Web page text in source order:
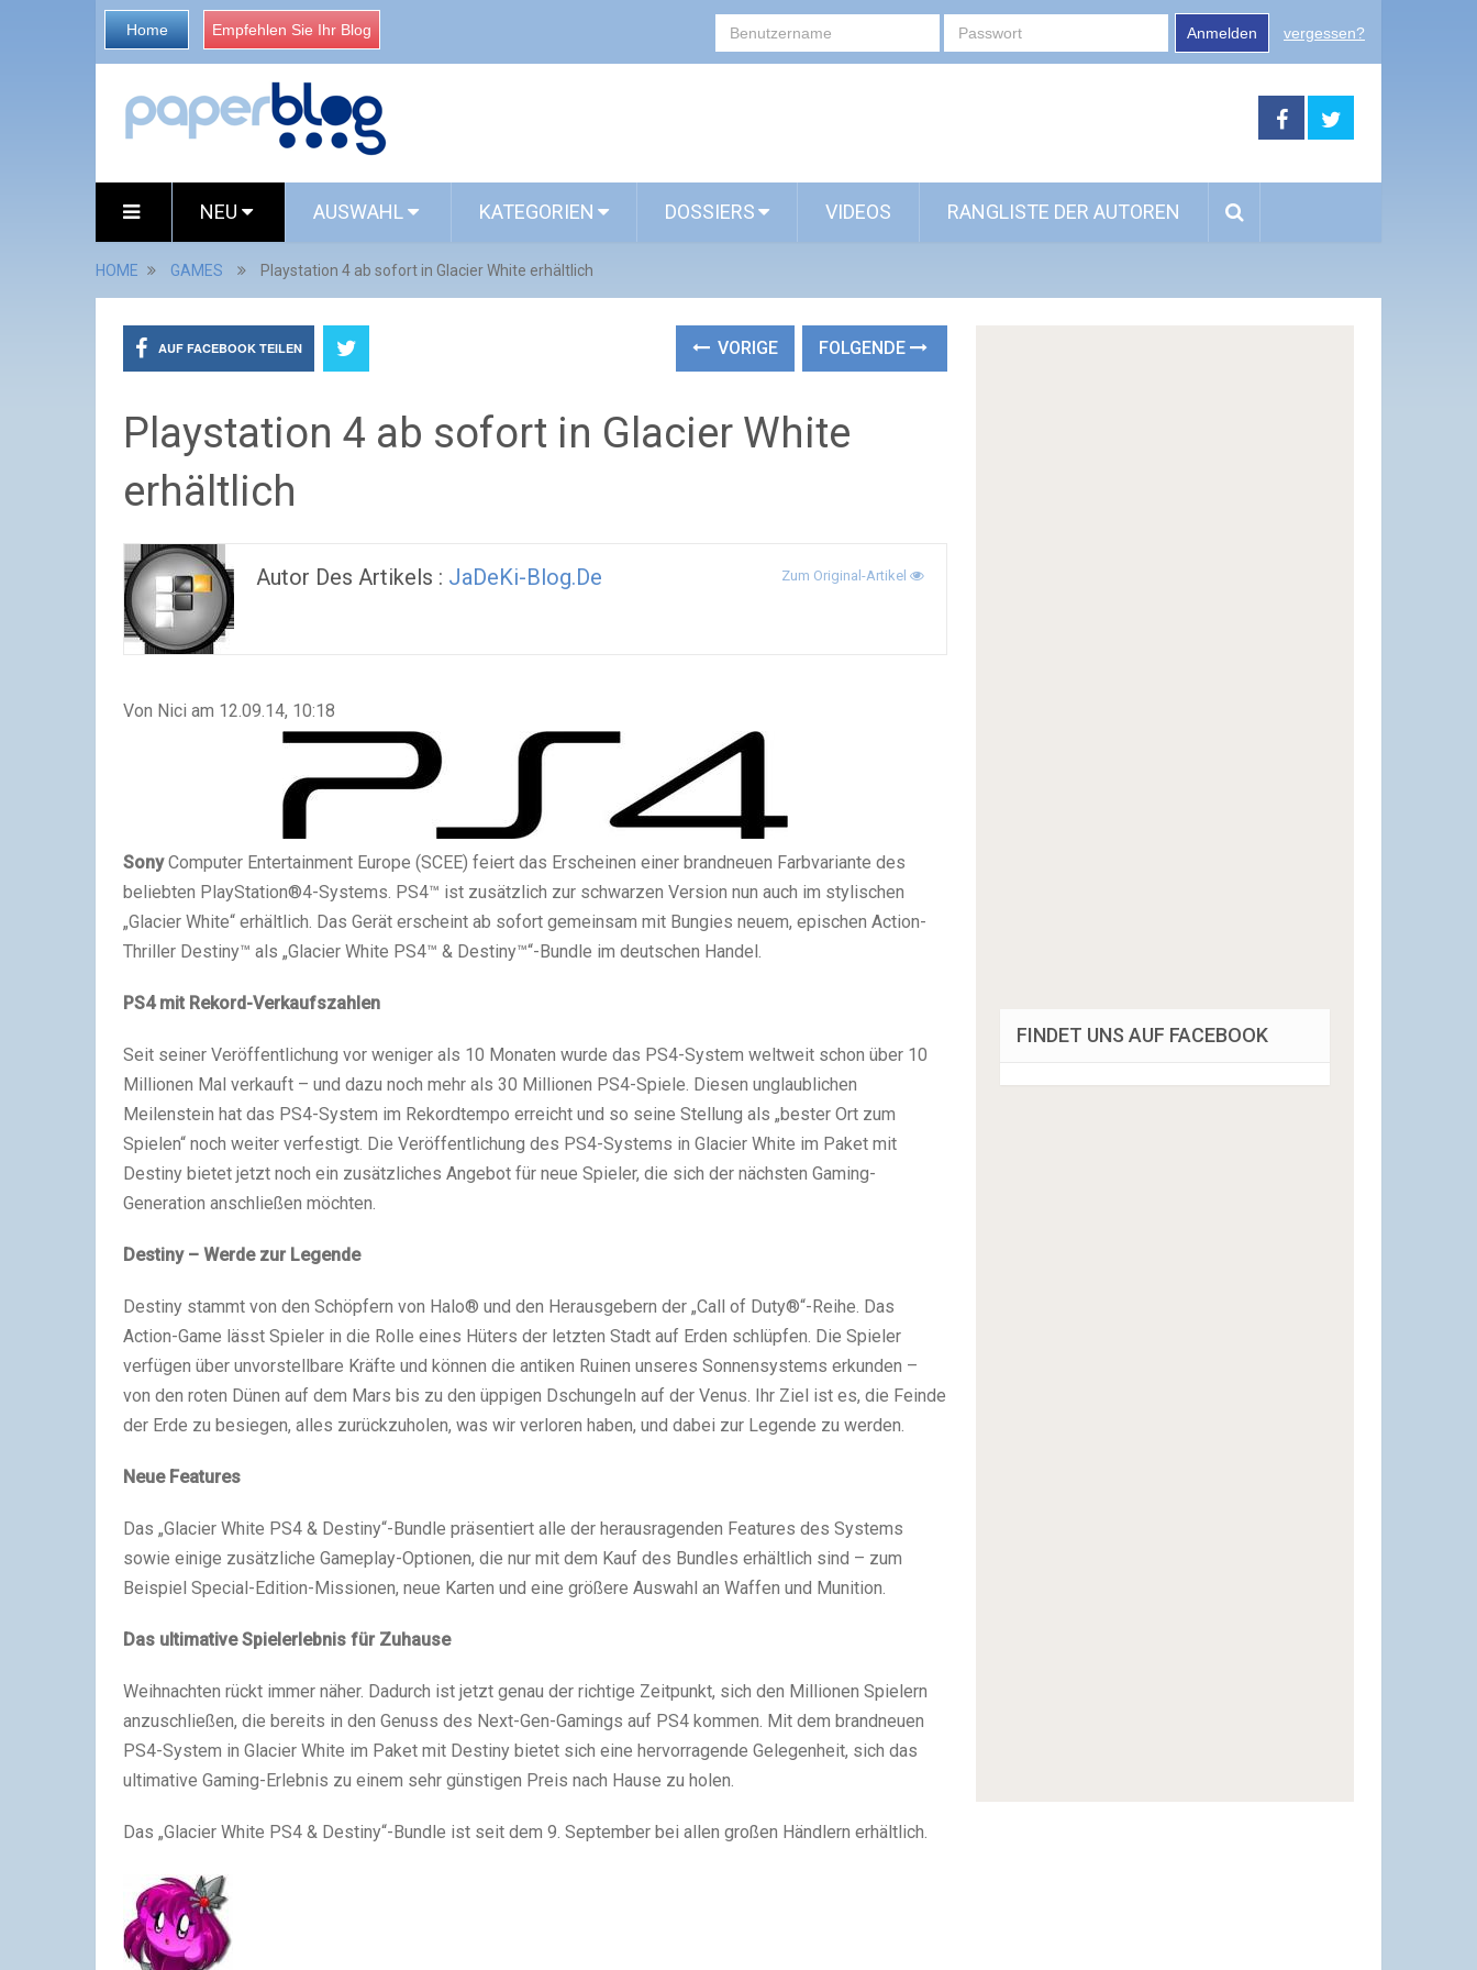
Home Empfehlen Sie Ihr Blog Anmelden vergessen?
NEU AUSWAHL KATEGORIEN DOSSIERS VIDEOS RANGLISTE DER AUTOREN
HOME GAMES Playstation 4 ab sofort in Glacier White erhältlich
AUF FACEBOOK TEILEN VORIGE FOLGENDE
Playstation 4 ab sofort in Glacier White
erhältlich
Autor Des Artikels : JaDeKi-Blog.de Zum Original-Artikel
Von Nici am 12.09.14, 10:18
SonyComputer Entertainment Europe (SCEE) feiert das Erscheinen einer brandneuen Farbvariante des
beliebten PlayStation®4-Systems. PS4™ ist zusätzlich zur schwarzen Version nun auch im stylischen
„Glacier White“ erhältlich. Das Gerät erscheint ab sofort gemeinsam mit Bungies neuem, epischen Action-
Thriller Destiny™ als „Glacier White PS4™ & Destiny™“-Bundle im deutschen Handel.
PS4 mit Rekord-Verkaufszahlen
Seit seiner Veröffentlichung vor weniger als 10 Monaten wurde das PS4-System weltweit schon über 10
Millionen Mal verkauft – und dazu noch mehr als 30 Millionen PS4-Spiele. Diesen unglaublichen
Meilenstein hat das PS4-System im Rekordtempo erreicht und so seine Stellung als „bester Ort zum
Spielen“ noch weiter verfestigt. Die Veröffentlichung des PS4-Systems in Glacier White im Paket mit
Destiny bietet jetzt noch ein zusätzliches Angebot für neue Spieler, die sich der nächsten Gaming-
Generation anschließen möchten.
Destiny – Werde zur Legende
Destiny stammt von den Schöpfern von Halo® und den Herausgebern der „Call of Duty®“-Reihe. Das
Action-Game lässt Spieler in die Rolle eines Hüters der letzten Stadt auf Erden schlüpfen. Die Spieler
verfügen über unvorstellbare Kräfte und können die antiken Ruinen unseres Sonnensystems erkunden –
von den roten Dünen auf dem Mars bis zu den üppigen Dschungeln auf der Venus. Ihr Ziel ist es, die Feinde
der Erde zu besiegen, alles zurückzuholen, was wir verloren haben, und dabei zur Legende zu werden.
Neue Features
Das „Glacier White PS4 & Destiny“-Bundle präsentiert alle der herausragenden Features des Systems
sowie einige zusätzliche Gameplay-Optionen, die nur mit dem Kauf des Bundles erhältlich sind – zum
Beispiel Special-Edition-Missionen, neue Karten und eine größere Auswahl an Waffen und Munition.
Das ultimative Spielerlebnis für Zuhause
Weihnachten rückt immer näher. Dadurch ist jetzt genau der richtige Zeitpunkt, sich den Millionen Spielern
anzuschließen, die bereits in den Genuss des Next-Gen-Gamings auf PS4 kommen. Mit dem brandneuen
PS4-System in Glacier White im Paket mit Destiny bietet sich eine hervorragende Gelegenheit, sich das
ultimative Gaming-Erlebnis zu einem sehr günstigen Preis nach Hause zu holen.
Das „Glacier White PS4 & Destiny“-Bundle ist seit dem 9. September bei allen großen Händlern erhältlich.
FINDET UNS AUF FACEBOOK